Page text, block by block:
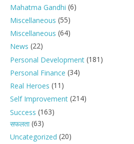
Mahatma Gandhi (6)
Miscellaneous (55)
Miscellaneous (64)
News (22)
Personal Development (181)
Personal Finance (34)
Real Heroes (11)
Self Improvement (214)
Success (163)
सफलता(63)
Uncategorized (20)